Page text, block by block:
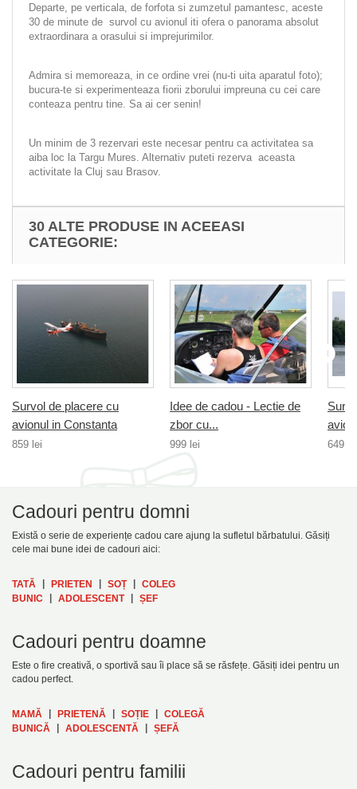
Departe, pe verticala, de forfota si zumzetul pamantesc, aceste
30 de minute de survol cu avionul iti ofera o panorama absolut
extraordinara a orasului si imprejurimilor.
Admira si memoreaza, in ce ordine vrei (nu-ti uita aparatul foto);
bucura-te si experimenteaza fiorii zborului impreuna cu cei care
conteaza pentru tine. Sa ai cer senin!
Un minim de 3 rezervari este necesar pentru ca activitatea sa
aiba loc la Targu Mures. Alternativ puteti rezerva aceasta
activitate la Cluj sau Brasov.
30 ALTE PRODUSE IN ACEEASI
CATEGORIE:
Survol de placere cu
avionul in Constanta
859 lei
Idee de cadou - Lectie de
zbor cu...
999 lei 649 lei
Cadouri pentru domni
Există o serie de experiențe cadou care ajung la sufletul bărbatului. Găsiți
cele mai bune idei de cadouri aici:
TATĂ PRIETEN SOȚ
COLEG
BUNIC
ADOLESCENT ȘEF
Cadouri pentru doamne
Este o fire creativă, o sportivă sau îi place să se răsfețe. Găsiți idei pentru un
cadou perfect.
MAMĂ PRIETENĂ SOȚIE
COLEGĂ
BUNICĂ
ADOLESCENTĂ ȘEFĂ
Cadouri pentru familii